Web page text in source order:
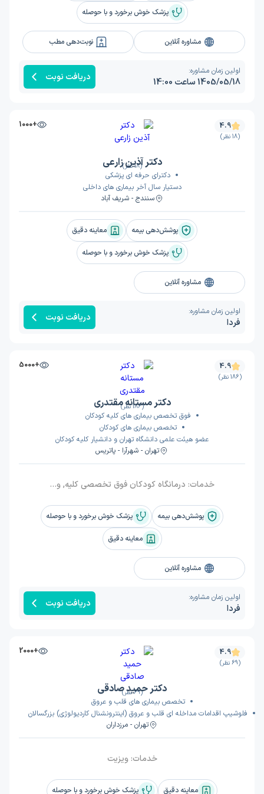
پزشک خوش برخورد و با حوصله
مشاوره آنلاین نوبت‌دهی مطب
اولین زمان مشاوره:
1405/05/18 ساعت 14:00 دریافت نوبت
(18 نظر)
+1000 4.9
(18 نظر)
دکتر آذین زارعی
دکترای حرفه ای پزشکی
دستیار سال آخر بیماری های داخلی
سنندج - شریف آباد
پوشش‌دهی بیمه معاینه دقیق
پزشک خوش برخورد و با حوصله
مشاوره آنلاین
اولین زمان مشاوره:
فردا دریافت نوبت
(186 نظر)
+5000 4.9
(186 نظر)
دکتر مستانه مقتدری
فوق تخصص بیماری های کلیه کودکان
تخصص بیماری های کودکان
عضو هیئت علمی دانشگاه تهران و دانشیار کلیه کودکان
تهران - شهرآرا - پاتریس
خدمات: درمانگاه کودکان فوق تخصصی کلیه, ویزیت
پوشش‌دهی بیمه پزشک خوش برخورد و با حوصله
معاینه دقیق
مشاوره آنلاین
اولین زمان مشاوره:
فردا دریافت نوبت
(69 نظر)
+2000 4.9
(69 نظر)
دکتر حمید صادقی
تخصص بیماری های قلب و عروق
فلوشیپ اقدامات مداخله ای قلب و عروق (اینترونشنال کاردیولوژی) بزرگسالان
تهران - مرزداران
خدمات:ویزیت
معاینه دقیق پزشک خوش برخورد و با حوصله